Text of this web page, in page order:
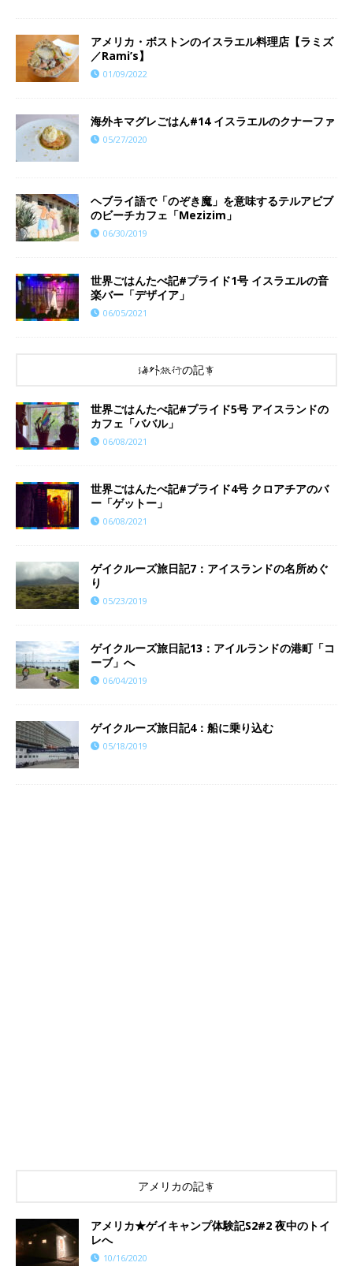
アメリカ・ボストンのイスラエル料理店【ラミズ
／Rami’s】
01/09/2022
海外キマグレごはん#14 イスラエルのクナーファ
05/27/2020
ヘブライ語で「のぞき魔」を意味するテルアビブ
のビーチカフェ「Mezizim」
06/30/2019
世界ごはんたべ記#プライド1号 イスラエルの音
楽バー「デザイア」
06/05/2021
海外旅行の記事
世界ごはんたべ記#プライド5号 アイスランドの
カフェ「ババル」
06/08/2021
世界ごはんたべ記#プライド4号 クロアチアのバ
ー「ゲットー」
06/08/2021
ゲイクルーズ旅日記7：アイスランドの名所めぐ
り
05/23/2019
ゲイクルーズ旅日記13：アイルランドの港町「コ
ーブ」へ
06/04/2019
ゲイクルーズ旅日記4：船に乗り込む
05/18/2019
アメリカの記事
アメリカ★ゲイキャンプ体験記S2#2 夜中のトイ
レへ
10/16/2020